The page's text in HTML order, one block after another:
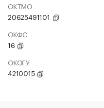
ОКТМО
20625491101
ОКФС
16
ОКОГУ
4210015